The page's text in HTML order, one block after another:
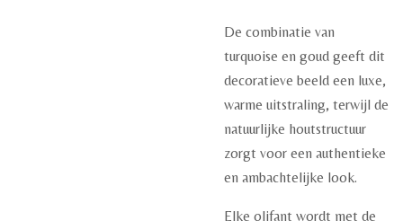
De combinatie van
turquoise en goud geeft dit
decoratieve beeld een luxe,
warme uitstraling, terwijl de
natuurlijke houtstructuur
zorgt voor een authentieke
en ambachtelijke look.
Elke olifant wordt met de